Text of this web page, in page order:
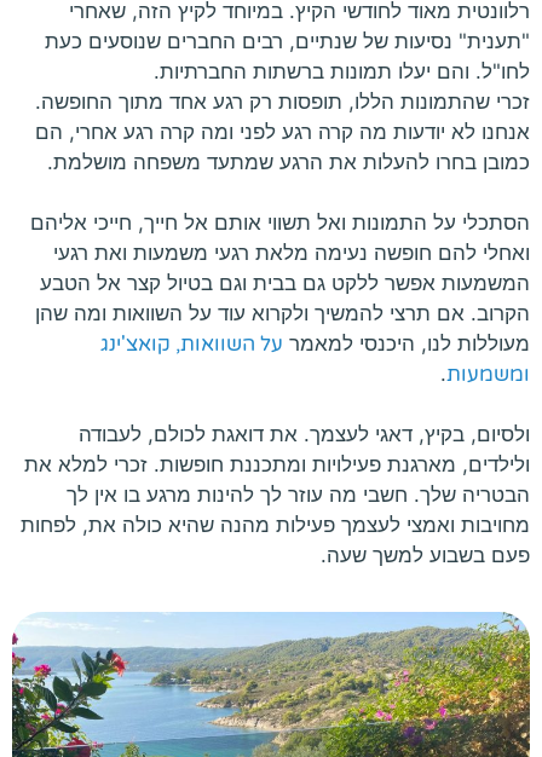
רלוונטית מאוד לחודשי הקיץ. במיוחד לקיץ הזה, שאחרי
"תענית" נסיעות של שנתיים, רבים החברים שנוסעים כעת
לחו"ל. והם יעלו תמונות ברשתות החברתיות.
זכרי שהתמונות הללו, תופסות רק רגע אחד מתוך החופשה.
אנחנו לא יודעות מה קרה רגע לפני ומה קרה רגע אחרי, הם
כמובן בחרו להעלות את הרגע שמתעד משפחה מושלמת.
הסתכלי על התמונות ואל תשווי אותם אל חייך, חייכי אליהם
ואחלי להם חופשה נעימה מלאת רגעי משמעות ואת רגעי
המשמעות אפשר ללקט גם בבית וגם בטיול קצר אל הטבע
הקרוב. אם תרצי להמשיך ולקרוא עוד על השוואות ומה שהן
מעוללות לנו, היכנסי למאמר על השוואות, קואצ'ינג
ומשמעות.
ולסיום, בקיץ, דאגי לעצמך. את דואגת לכולם, לעבודה
ולילדים, מארגנת פעילויות ומתכננת חופשות. זכרי למלא את
הבטריה שלך. חשבי מה עוזר לך להינות מרגע בו אין לך
מחויבות ואמצי לעצמך פעילות מהנה שהיא כולה את, לפחות
פעם בשבוע למשך שעה.